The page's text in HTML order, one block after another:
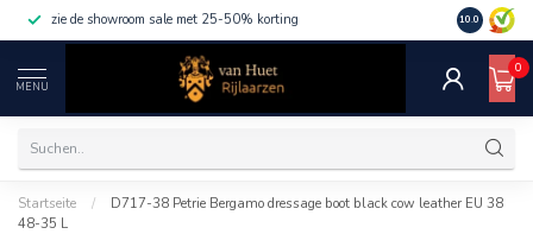
zie de showroom sale met 25-50% korting 10.0
MENU
0
Startseite /
D717-38 Petrie Bergamo dressage boot black cow leather EU 38
48-35 L